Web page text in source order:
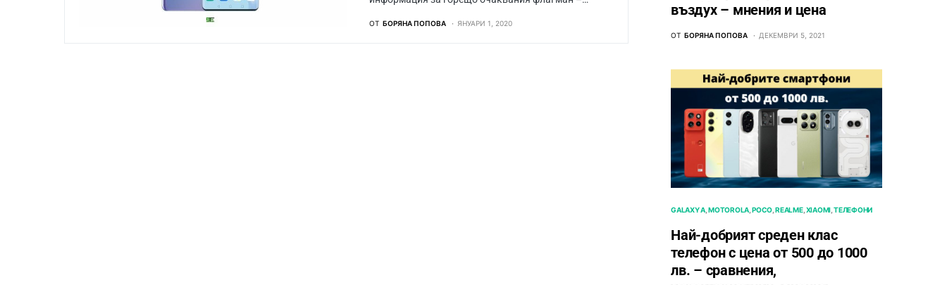
ОТ БОРЯНА ПОПОВА ЯНУАРИ 1, 2020
въздух – мнения и цена
ОТ БОРЯНА ПОПОВА ДЕКЕМВРИ 5, 2021
GALAXY A MOTOROLA POCO REALME XIAOMI ТЕЛЕФОНИ
Най-добрият среден клас
телефон с цена от 500 до 1000
лв. – сравнения,